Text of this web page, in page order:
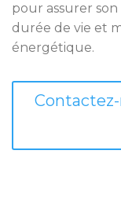
pour assurer
durée de vie et
énergétique.